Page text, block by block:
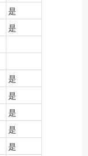
是
是
是
是
是
是
是